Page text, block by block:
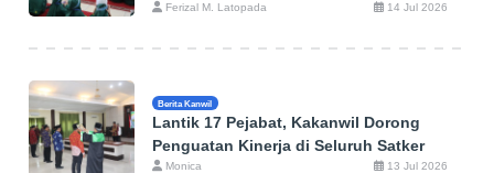
Ferizal M. Latopada 14 Jul 2026
Berita Kanwil
Lantik 17 Pejabat, Kakanwil Dorong
Penguatan Kinerja di Seluruh Satker
Monica 13 Jul 2026